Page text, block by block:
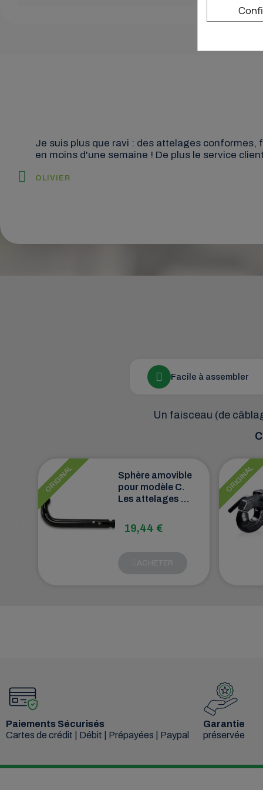
Je suis plus que ravi : des attelages conformes,
en moins d'une semaine ! De plus le service
OLIVIER
Facile à assembler
Un faisceau (de
ORIGINAL
Sphère amovible
pour modèle C.
Les attelages à
modèle C sont
des dispositifs
19,44 €
ORIGINAL
Paiements Sécurisés
Cartes de crédit | Débit | Prépayées | Paypal
Garantie
préservée